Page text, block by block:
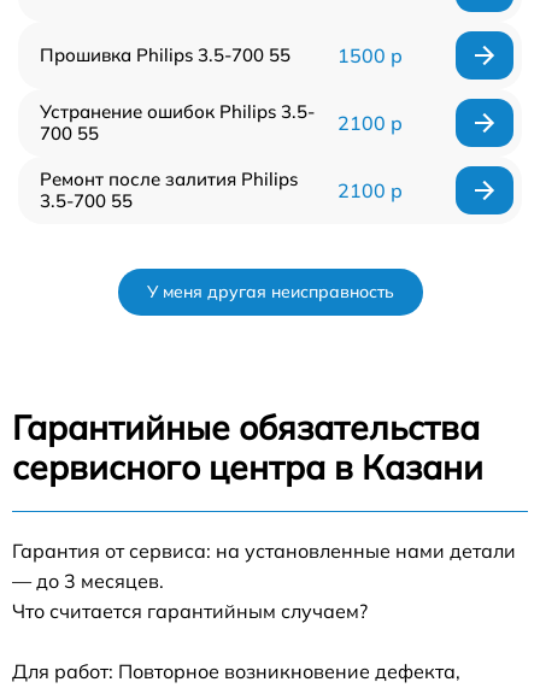
Прошивка Philips 3.5-700 55 1500 р
Устранение ошибок Philips 3.5-
700 55
2100 р
Ремонт после залития Philips
3.5-700 55
2100 р
У меня другая неисправность
Гарантийные обязательства
сервисного центра в Казани
Гарантия от сервиса: на установленные нами детали
— до 3 месяцев.
Что считается гарантийным случаем?
Для работ: Повторное возникновение дефекта,